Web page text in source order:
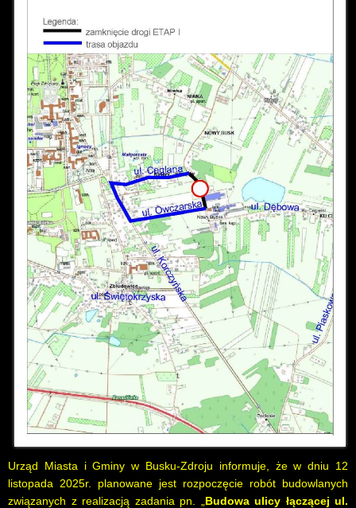
Urząd Miasta i Gminy w Busku-Zdroju informuje, że w dniu 12
listopada 2025r. planowane jest rozpoczęcie robót budowlanych
związanych z realizacją zadania pn. „ Budowa ulicy łączącej ul.